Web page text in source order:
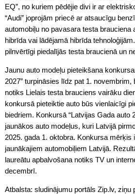
EQ”, no kuriem pēdējie divi ir ar
“Audi” joprojām priecē ar atsaucīgu
automobiļu no pavasara testa brauciena
hibrīda vai lādējamā hibrīda
pilnvērtīgi piedalījās testa braucienā un
Jaunu auto modeļu pieteikšana
2027” turpināsies līdz pat 1. novembrim,
notiks Lielais testa brauciens vairāku
konkursā pieteiktie auto būs vienlaicīgi
biedriem. Konkursā “Latvijas Gada auto
jaunākos auto modeļus, kuri Latvijā
2025. gada 1. oktobra. Konkursa mērķis
jaunākajiem automobiļiem Latvijā.
laureātu apbalvošana notiks TV un
decembrī.
Atbalsta: sludinājumu portāls Zip.lv, ziņu